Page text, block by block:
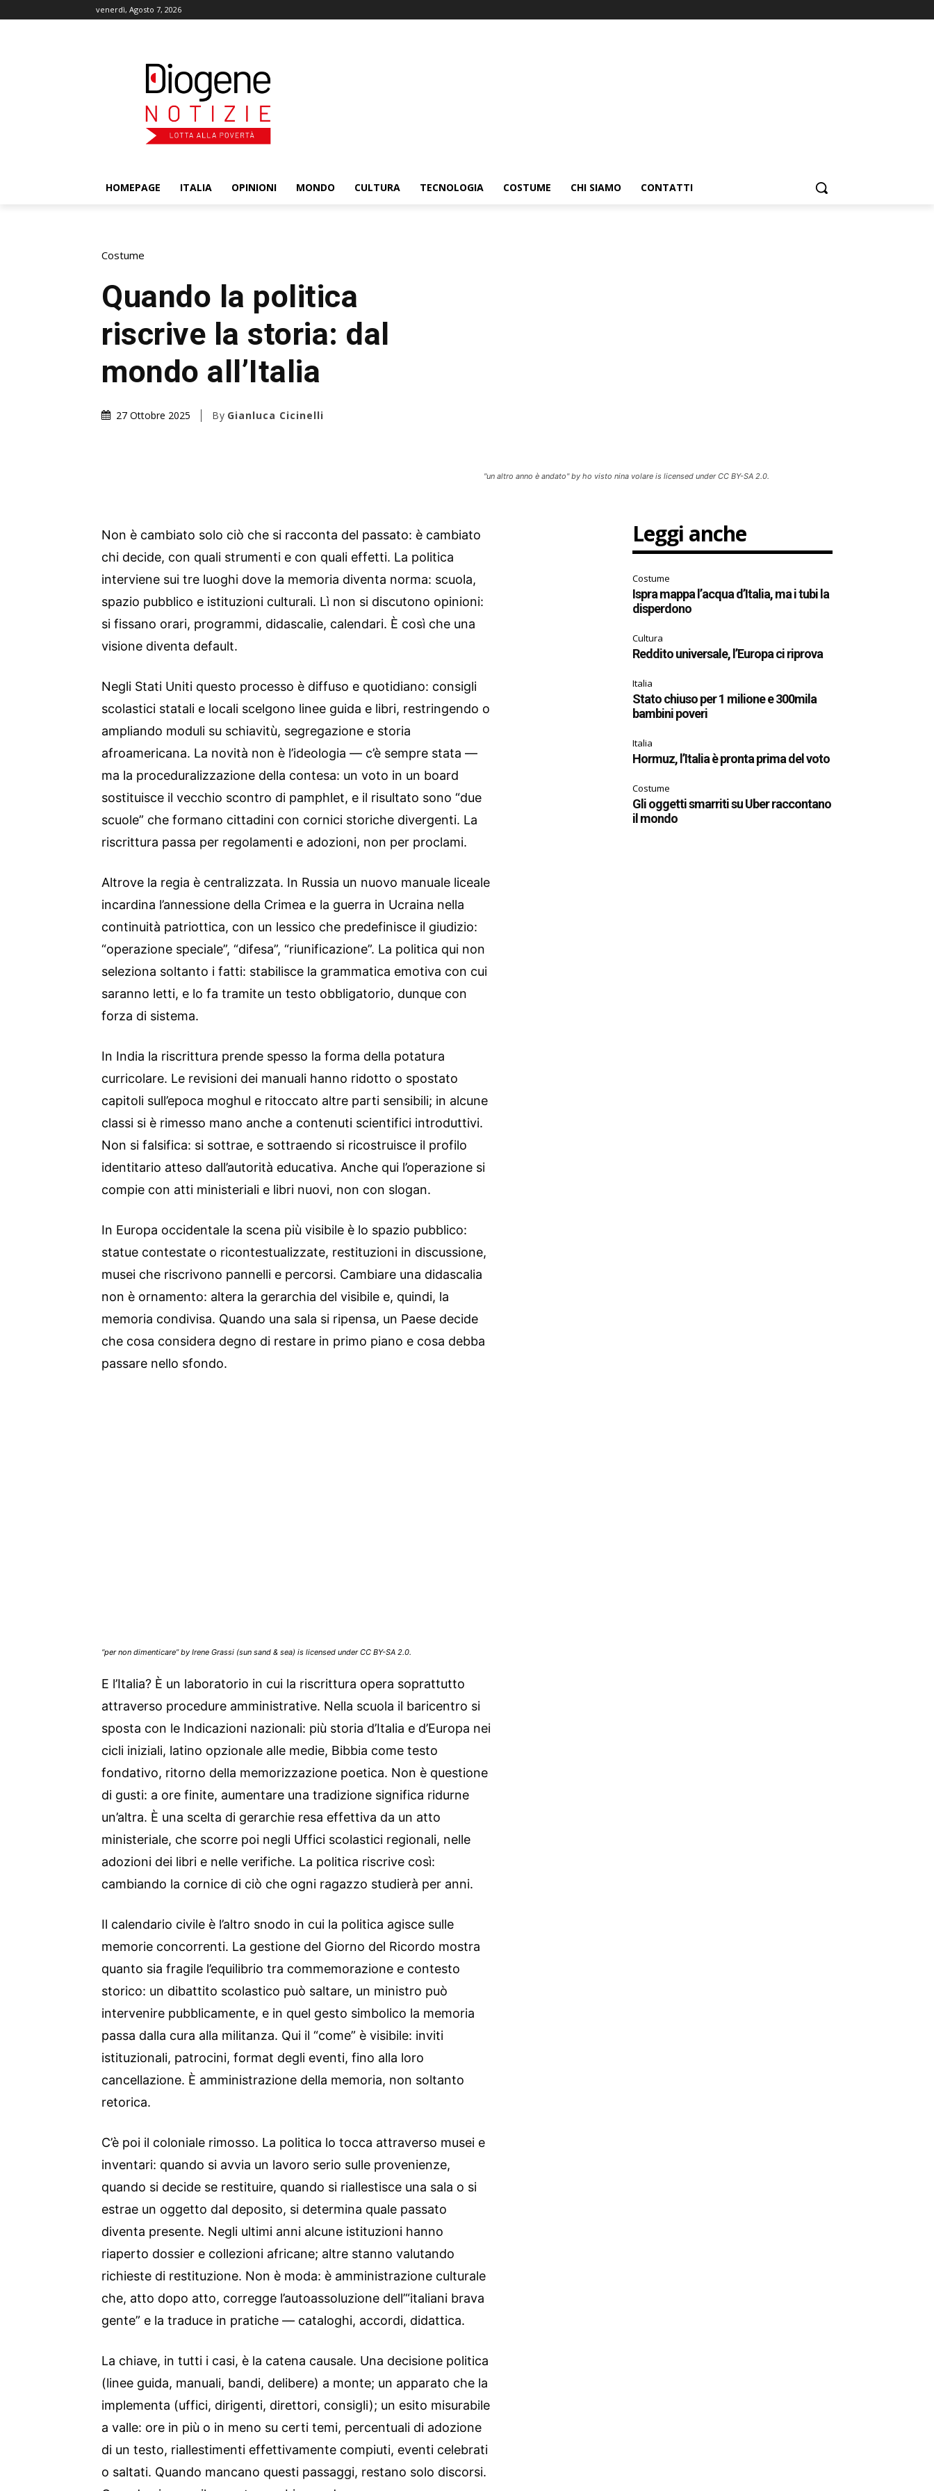
venerdì, Agosto 7, 2026
HOMEPAGE ITALIA OPINIONI MONDO CULTURA TECNOLOGIA COSTUME CHI SIAMO CONTATTI
Costume
Quando la politica
riscrive la storia: dal
mondo all’Italia
27 Ottobre 2025 By Gianluca Cicinelli
"un altro anno è andato" by ho visto nina volare is licensed under CC BY-SA 2.0.
Non è cambiato solo ciò che si racconta del passato: è cambiato
chi decide, con quali strumenti e con quali effetti. La politica
interviene sui tre luoghi dove la memoria diventa norma: scuola,
spazio pubblico e istituzioni culturali. Lì non si discutono opinioni:
si fissano orari, programmi, didascalie, calendari. È così che una
visione diventa default.
Negli Stati Uniti questo processo è diffuso e quotidiano: consigli
scolastici statali e locali scelgono linee guida e libri, restringendo o
ampliando moduli su schiavitù, segregazione e storia
afroamericana. La novità non è l’ideologia — c’è sempre stata —
ma la proceduralizzazione della contesa: un voto in un board
sostituisce il vecchio scontro di pamphlet, e il risultato sono “due
scuole” che formano cittadini con cornici storiche divergenti. La
riscrittura passa per regolamenti e adozioni, non per proclami.
Altrove la regia è centralizzata. In Russia un nuovo manuale liceale
incardina l’annessione della Crimea e la guerra in Ucraina nella
continuità patriottica, con un lessico che predefinisce il giudizio:
“operazione speciale”, “difesa”, “riunificazione”. La politica qui non
seleziona soltanto i fatti: stabilisce la grammatica emotiva con cui
saranno letti, e lo fa tramite un testo obbligatorio, dunque con
forza di sistema.
In India la riscrittura prende spesso la forma della potatura
curricolare. Le revisioni dei manuali hanno ridotto o spostato
capitoli sull’epoca moghul e ritoccato altre parti sensibili; in alcune
classi si è rimesso mano anche a contenuti scientifici introduttivi.
Non si falsifica: si sottrae, e sottraendo si ricostruisce il profilo
identitario atteso dall’autorità educativa. Anche qui l’operazione si
compie con atti ministeriali e libri nuovi, non con slogan.
In Europa occidentale la scena più visibile è lo spazio pubblico:
statue contestate o ricontestualizzate, restituzioni in discussione,
musei che riscrivono pannelli e percorsi. Cambiare una didascalia
non è ornamento: altera la gerarchia del visibile e, quindi, la
memoria condivisa. Quando una sala si ripensa, un Paese decide
che cosa considera degno di restare in primo piano e cosa debba
passare nello sfondo.
“per non dimenticare” by Irene Grassi (sun sand & sea) is licensed under CC BY-SA 2.0.
E l’Italia? È un laboratorio in cui la riscrittura opera soprattutto
attraverso procedure amministrative. Nella scuola il baricentro si
sposta con le Indicazioni nazionali: più storia d’Italia e d’Europa nei
cicli iniziali, latino opzionale alle medie, Bibbia come testo
fondativo, ritorno della memorizzazione poetica. Non è questione
di gusti: a ore finite, aumentare una tradizione significa ridurne
un’altra. È una scelta di gerarchie resa effettiva da un atto
ministeriale, che scorre poi negli Uffici scolastici regionali, nelle
adozioni dei libri e nelle verifiche. La politica riscrive così:
cambiando la cornice di ciò che ogni ragazzo studierà per anni.
Il calendario civile è l’altro snodo in cui la politica agisce sulle
memorie concorrenti. La gestione del Giorno del Ricordo mostra
quanto sia fragile l’equilibrio tra commemorazione e contesto
storico: un dibattito scolastico può saltare, un ministro può
intervenire pubblicamente, e in quel gesto simbolico la memoria
passa dalla cura alla militanza. Qui il “come” è visibile: inviti
istituzionali, patrocini, format degli eventi, fino alla loro
cancellazione. È amministrazione della memoria, non soltanto
retorica.
C’è poi il coloniale rimosso. La politica lo tocca attraverso musei e
inventari: quando si avvia un lavoro serio sulle provenienze,
quando si decide se restituire, quando si riallestisce una sala o si
estrae un oggetto dal deposito, si determina quale passato
diventa presente. Negli ultimi anni alcune istituzioni hanno
riaperto dossier e collezioni africane; altre stanno valutando
richieste di restituzione. Non è moda: è amministrazione culturale
che, atto dopo atto, corregge l’autoassoluzione dell’“italiani brava
gente” e la traduce in pratiche — cataloghi, accordi, didattica.
La chiave, in tutti i casi, è la catena causale. Una decisione politica
(linee guida, manuali, bandi, delibere) a monte; un apparato che la
implementa (uffici, dirigenti, direttori, consigli); un esito misurabile
a valle: ore in più o in meno su certi temi, percentuali di adozione
di un testo, riallestimenti effettivamente compiuti, eventi celebrati
o saltati. Quando mancano questi passaggi, restano solo discorsi.
Leggi anche
Costume
Ispra mappa l’acqua d’Italia, ma i tubi la
disperdono
Cultura
Reddito universale, l’Europa ci riprova
Italia
Stato chiuso per 1 milione e 300mila
bambini poveri
Italia
Hormuz, l’Italia è pronta prima del voto
Costume
Gli oggetti smarriti su Uber raccontano
il mondo